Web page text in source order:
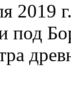
2019
под